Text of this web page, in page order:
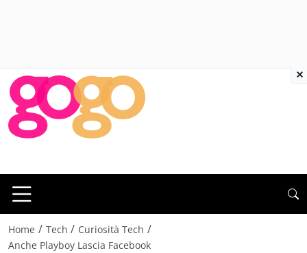
Home / Tech / Curiosità Tech /
Anche Playboy Lascia Facebook
×